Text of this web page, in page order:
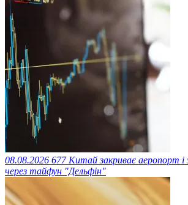
08.08.2026 677 Китай закриває аеропорт і
через тайфун "Дельфін"